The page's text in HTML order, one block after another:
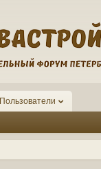
Пользователи